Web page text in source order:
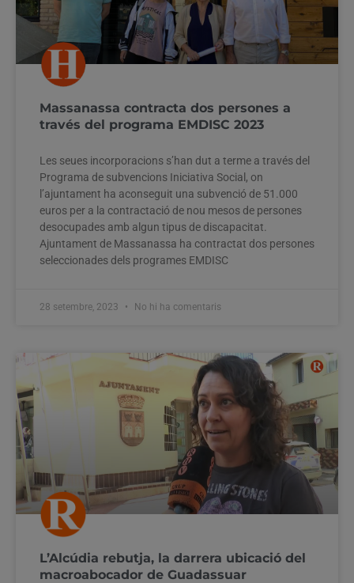
Massanassa contracta dos persones a
través del programa EMDISC 2023
Les seues incorporacions s’han dut a terme a través del
Programa de subvencions Iniciativa Social, on
l’ajuntament ha aconseguit una subvenció de 51.000
euros per a la contractació de nou mesos de persones
desocupades amb algun tipus de discapacitat.
Ajuntament de Massanassa ha contractat dos persones
seleccionades dels programes EMDISC
28 setembre, 2023 No hi ha comentaris
L’Alcúdia rebutja, la darrera ubicació del
macroabocador de Guadassuar